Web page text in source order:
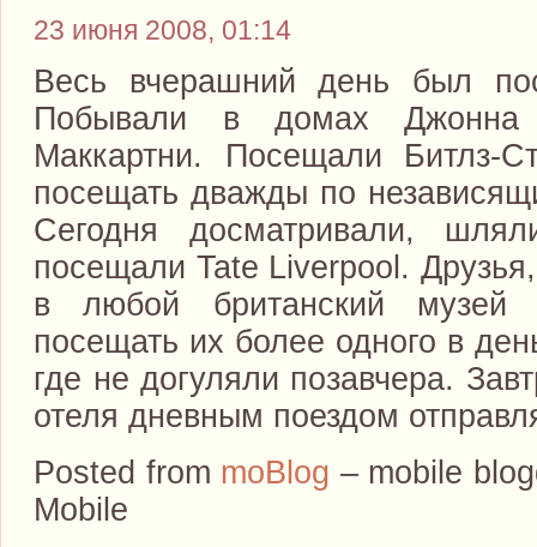
23 июня 2008, 01:14
Весь вчерашний день был
Побывали в домах
Маккартни. Посещали Битлз-
посещать дважды по
Сегодня досматривали,
посещали Tate Liverpool.
в любой британский
посещать их более одного в
где не догуляли позавчера.
отеля дневным поездом
Posted from moBlog – mobile
Mobile